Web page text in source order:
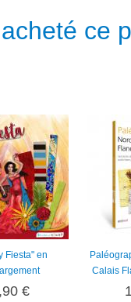
ce
Fiesta" en
€
Calais